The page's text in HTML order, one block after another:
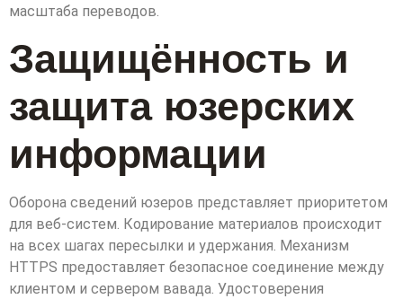
масштаба переводов.
Защищённость и
защита юзерских
информации
Оборона сведений юзеров представляет приоритетом
для веб-систем. Кодирование материалов происходит
на всех шагах пересылки и удержания. Механизм
HTTPS предоставляет безопасное соединение между
клиентом и сервером вавада. Удостоверения